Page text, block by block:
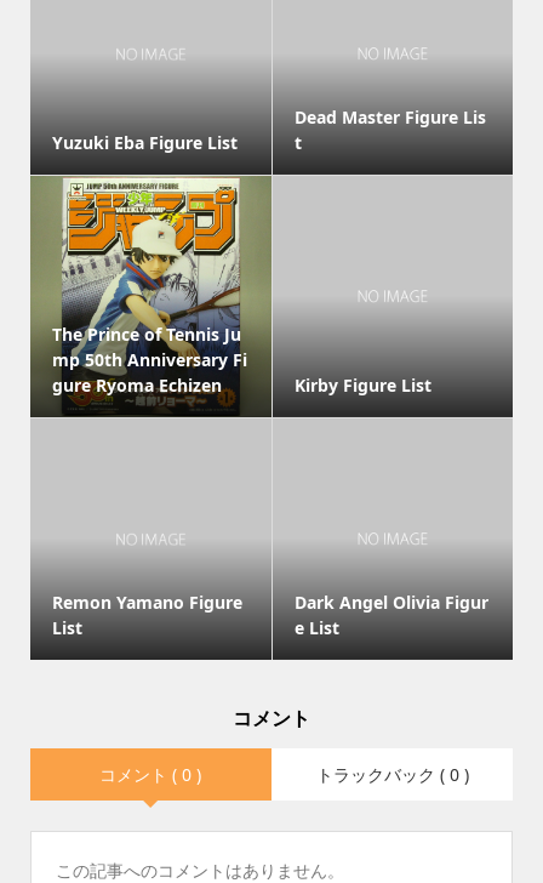
Yuzuki Eba Figure List
Dead Master Figure Lis
t
The Prince of Tennis Ju
mp 50th Anniversary Fi
gure Ryoma Echizen
Kirby Figure List
Remon Yamano Figure
List
Dark Angel Olivia Figur
e List
コメント
コメント ( 0 ) トラックバック ( 0 )
この記事へのコメントはありません。